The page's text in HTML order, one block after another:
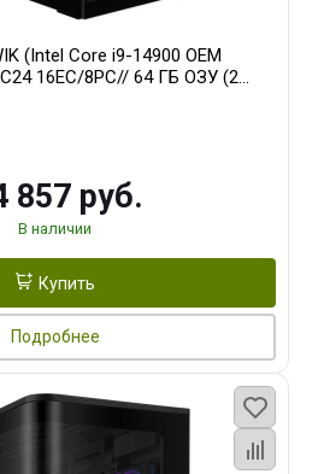
(Intel Core i9-14900 OEM
16EC/8PC// 64 ГБ ОЗУ (2
24GB GDDR6X 384-Bit 3xDP
857 руб.
В наличии
Купить
Подробнее